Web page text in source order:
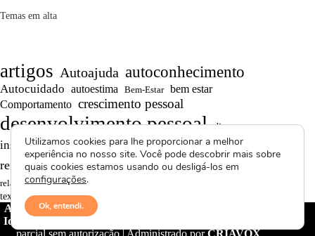
Temas em alta
artigos Autoajuda autoconhecimento
Autocuidado autoestima Bem-Estar bem estar
Comportamento crescimento pessoal
desenvolvimento pessoal dicas
inspiração Motivação produtividade Projetos autorais
reflexão Reflexões Reflexões de Vida
relacionamentos resiliência
textos curtos vídeos
Avctoris Copyright ©
Ideias
parcial sem autorização | Administrado porCRIAVOX
Utilizamos cookies para lhe proporcionar a melhor
experiência no nosso site. Você pode descobrir mais sobre
quais cookies estamos usando ou desligá-los em
configurações.
Ok, entendi.